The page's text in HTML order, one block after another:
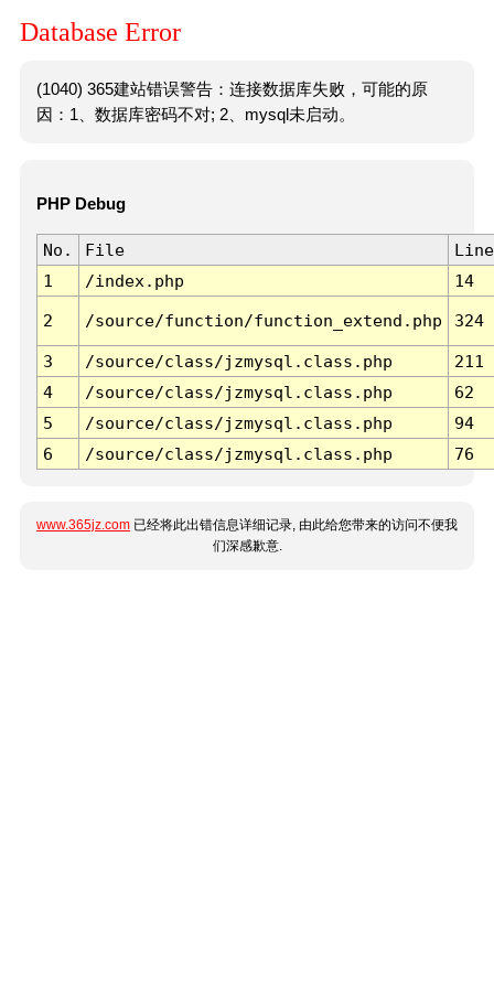
Database Error
(1040) 365建站错误警告：连接数据库失败，可能的原
因：1、数据库密码不对; 2、mysql未启动。
PHP Debug
No. File
Line
1
/index.php 14
2 /source/function/function_extend.php 324
3 /source/class/jzmysql.class.php
211
4
/source/class/jzmysql.class.php
62
5
/source/class/jzmysql.class.php
94
6
/source/class/jzmysql.class.php 76
www.365jz.com 已经将此出错信息详细记录, 由此给您带来的访问不便我
们深感歉意.